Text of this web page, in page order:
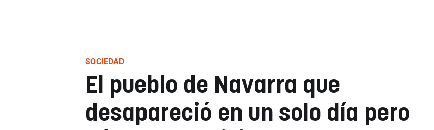
SOCIEDAD
El pueblo de Navarra que
desapareció en un solo día pero